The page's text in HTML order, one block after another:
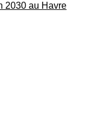
2030 au Havre